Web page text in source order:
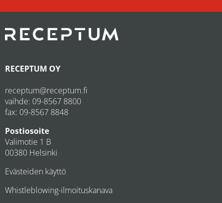
RECEPTUM OY
receptum@receptum.fi
vaihde: 09-8567 8800
fax: 09-8567 8848
Postiosoite
Valimotie 1 B
00380 Helsinki
Evästeiden käyttö
Whistleblowing-ilmoituskanava